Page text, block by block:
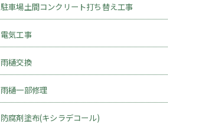
駐車場土間コンクリート打ち替え工事
電気工事
雨樋交換
雨樋一部修理
防腐剤塗布(キシラデコール)